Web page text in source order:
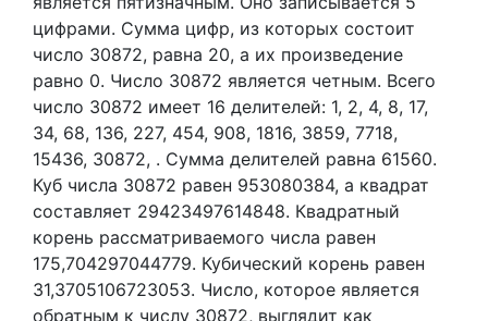
цифрами. Сумма цифр, из которых состоит
число 30872, равна 20, а их произведение
равно 0. Число 30872 является четным. Всего
число 30872 имеет 16 делителей: 1, 2, 4, 8, 17,
34, 68, 136, 227, 454, 908, 1816, 3859, 7718,
15436, 30872, . Сумма делителей равна 61560.
Куб числа 30872 равен 953080384, а квадрат
составляет 29423497614848. Квадратный
корень рассматриваемого числа равен
175,704297044779. Кубический корень равен
31,3705106723053. Число, которое является
обратным к числу 30872, выглядит как